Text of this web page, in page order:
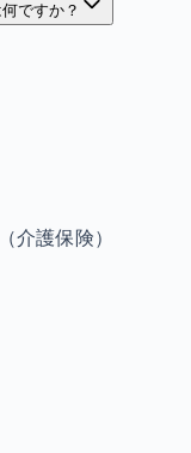
ですか？
介護保険）